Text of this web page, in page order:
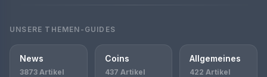
UNSERE THEMEN-GUIDES
News
3873 Artikel
Coins
437 Artikel
Allgemeines
422 Artikel